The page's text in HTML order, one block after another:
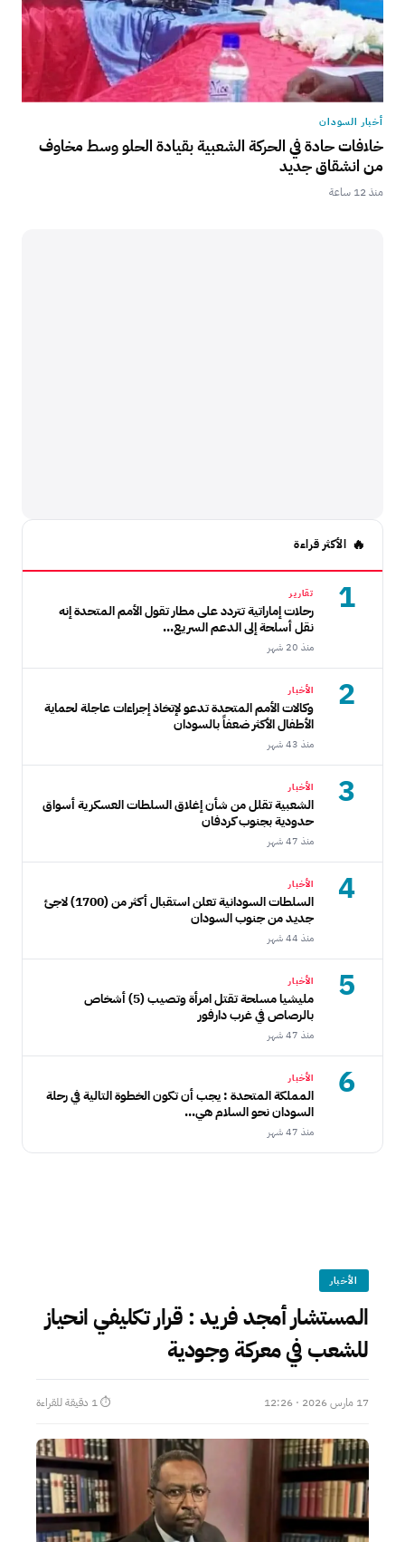
أخبار السودان
خلافات حادة في الحركة الشعبية بقيادة الحلو وسط مخاوف
من انشقاق جديد
منذ 12 ساعة
الأكثر قراءة
1 تقارير
رحلات إماراتية تتردد على مطار تقول الأمم المتحدة إنه
نقل أسلحة إلى الدعم السريع...
منذ 20 شهر
2 الأخبار
وكالات الأمم المتحدة تدعو لإتخاذ إجراءات عاجلة لحماية
الأطفال الأكثر ضعفاً بالسودان
منذ 43 شهر
3 الأخبار
الشعبية تقلل من شأن إغلاق السلطات العسكرية أسواق
حدودية بجنوب كردفان
منذ 47 شهر
4 الأخبار
السلطات السودانية تعلن استقبال أكثر من (1700) لاجئ
جديد من جنوب السودان
منذ 44 شهر
5 الأخبار
مليشيا مسلحة تقتل امرأة وتصيب (5) أشخاص
بالرصاص في غرب دارفور
منذ 47 شهر
6 الأخبار
المملكة المتحدة : يجب أن تكون الخطوة التالية في رحلة
السودان نحو السلام هي...
منذ 47 شهر
الأخبار
المستشار أمجد فريد : قرار تكليفي انحياز
للشعب في معركة وجودية
17 مارس 2026 · 12:26 ⏱ 1 دقيقة للقراءة